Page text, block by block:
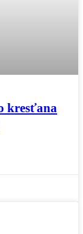
kresťana